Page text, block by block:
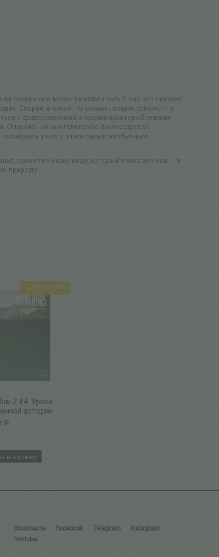
скорее она мною, нежели я ею!» У нас нет никаких
Скорее, в какой-то момент кошки поняли, что
с философскими и моральными проблемами
Опираясь на многовековое философское
сложились у нас с этим самым необычным
единственному виду, который помогает нам – в
природу.
Скидка 50%
2 #4. Уроки
истории
Р
в корзину
Вконтакте Facebook Telegram
Instagram
Youtube